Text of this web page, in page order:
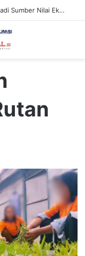
Ajbar Dorong Hutan Karbon Sulbar Jadi Sumber Nilai Ekonomi Berkelanjutan